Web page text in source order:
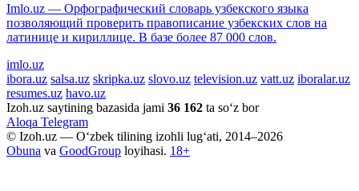
Imlo.uz — Орфографический словарь узбекского языка
позволяющий проверить правописание узбекских слов на
латинице и кириллице. В базе более 87 000 слов.
imlo.uz
ibora.uz salsa.uz skripka.uz slovo.uz television.uz vatt.uz iboralar.uz
resumes.uz havo.uz
Izoh.uz saytining bazasida jami 36 162 ta so‘z bor
Aloqa Telegram
© Izoh.uz — O‘zbek tilining izohli lug‘ati, 2014–2026
Obuna va GoodGroup loyihasi. 18+